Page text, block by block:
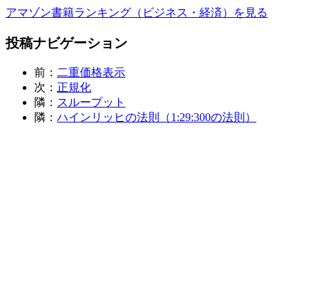
アマゾン書籍ランキング（ビジネス・経済）を見る
投稿ナビゲーション
前： 二重価格表示
次： 正規化
隣： スループット
隣： ハインリッヒの法則（1:29:300の法則）